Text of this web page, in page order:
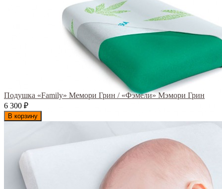
Подушка «Family» Мемори Грин / «Фэмели» Мэмори Грин
6 300 ₽
В корзину